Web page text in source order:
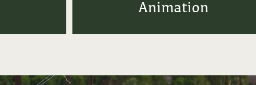
Animation